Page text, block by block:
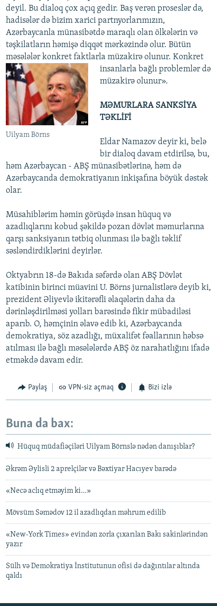
deyil. Bu dialoq çox açıq gedir. Baş verən proseslər də,
hadisələr də bizim xarici partnyorlarımızın,
Azərbaycanla münasibətdə maraqlı olan ölkələrin və
təşkilatların həmişə diqqət mərkəzində olur. Bütün
məsələlər konkret faktlarla müzakirə olunur. Konkret
insanlarla bağlı problemlər də
Uilyam Börns
müzakirə olunur».
MƏMURLARA SANKSİYA
TƏKLİFİ
Eldar Namazov deyir ki, belə
bir dialoq davam etdirilsə, bu,
həm Azərbaycan - ABŞ münasibətlərinə, həm də
Azərbaycanda demokratiyanın inkişafına böyük dəstək
olar.
Müsahiblərim həmin görüşdə insan hüquq və
azadlıqlarını kobud şəkildə pozan dövlət məmurlarına
qarşı sanksiyanın tətbiq olunması ilə bağlı təklif
səsləndirdiklərini deyirlər.
Oktyabrın 18-də Bakıda səfərdə olan ABŞ Dövlət
katibinin birinci müavini U. Börns jurnalistlərə deyib ki,
prezident Əliyevlə ikitərəfli əlaqələrin daha da
dərinləşdirilməsi yolları barəsində fikir mübadiləsi
aparıb. O, həmçinin əlavə edib ki, Azərbaycanda
demokratiya, söz azadlığı, müxalifət fəallarının həbsə
atılması ilə bağlı məsələlərdə ABŞ öz narahatlığını ifadə
etməkdə davam edir.
Paylaş VPN-siz açmaq Bizi izlə
Buna da bax:
Hüquq müdafiəçiləri Uilyam Börnslə nədən danışıblar?
Əkrəm Əylisli 2 aprelçilər və Bəxtiyar Hacıyev barədə
«Necə aclıq etməyim ki...»
Mövsüm Səmədov 12 il azadlıqdan məhrum edilib
«New-York Times» evindən zorla çıxarılan Bakı sakinlərindən
yazır
Sülh və Demokratiya İnstitutunun ofisi də dağıntılar altında
qaldı